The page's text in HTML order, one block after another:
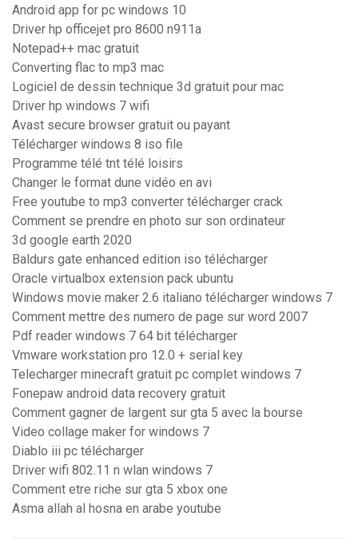
Android app for pc windows 10
Driver hp officejet pro 8600 n911a
Notepad++ mac gratuit
Converting flac to mp3 mac
Logiciel de dessin technique 3d gratuit pour mac
Driver hp windows 7 wifi
Avast secure browser gratuit ou payant
Télécharger windows 8 iso file
Programme télé tnt télé loisirs
Changer le format dune vidéo en avi
Free youtube to mp3 converter télécharger crack
Comment se prendre en photo sur son ordinateur
3d google earth 2020
Baldurs gate enhanced edition iso télécharger
Oracle virtualbox extension pack ubuntu
Windows movie maker 2.6 italiano télécharger windows 7
Comment mettre des numero de page sur word 2007
Pdf reader windows 7 64 bit télécharger
Vmware workstation pro 12.0 + serial key
Telecharger minecraft gratuit pc complet windows 7
Fonepaw android data recovery gratuit
Comment gagner de largent sur gta 5 avec la bourse
Video collage maker for windows 7
Diablo iii pc télécharger
Driver wifi 802.11 n wlan windows 7
Comment etre riche sur gta 5 xbox one
Asma allah al hosna en arabe youtube